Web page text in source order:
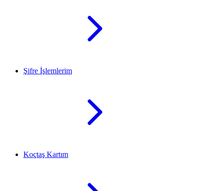
Şifre İşlemlerim
Koçtaş Kartım